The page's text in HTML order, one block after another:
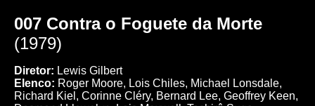
007 Contra o Foguete da Morte
(1979)
Diretor: Lewis Gilbert
Elenco: Roger Moore, Lois Chiles, Michael Lonsdale,
Richard Kiel, Corinne Cléry, Bernard Lee, Geoffrey Keen,